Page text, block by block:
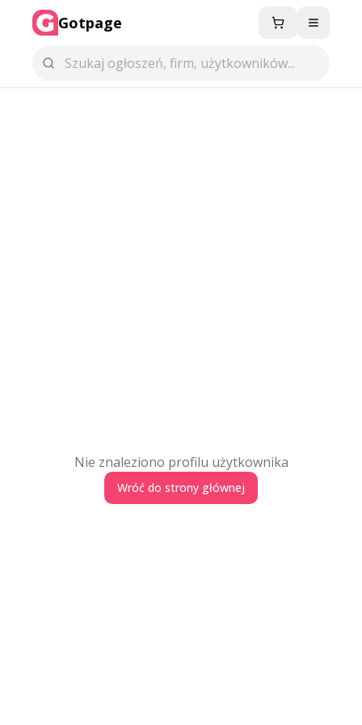
Gotpage Menu
Nie znaleziono profilu użytkownika
Wróć do strony głównej